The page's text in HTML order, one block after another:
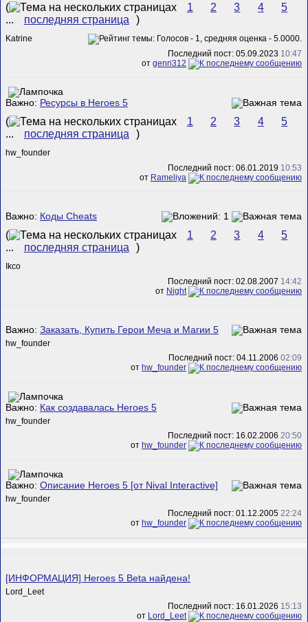
( 1 2 3 4
5
...
последняя страница )
Katrine
Последний пост: 05.09.2023 10:47
от genri312
Важно: Ресурсы в Heroes 5
( 1 2 3 4
5
...
последняя страница )
hw_founder
Последний пост: 06.01.2019 10:53
от Rameliya
Важно: Коды Сheats
( 1 2 3 4
5
...
последняя страница )
Ikco
Последний пост: 02.08.2007 14:42
от Night
Важно: Заказать, Купить Герои Меча и Магии 5
hw_founder
Последний пост: 04.11.2006 02:09
от hw_founder
Важно: Как создавалась Heroes 5
hw_founder
Последний пост: 16.02.2006 20:50
от hw_founder
Важно: Описание Heroes 5 [от Nival Interactive]
hw_founder
Последний пост: 01.12.2005 22:24
от hw_founder
[ИНФОРМАЦИЯ] Heroes 5 Beta найдена!
Lord_Leet
Последний пост: 16.01.2026 15:13
от Lord_Leet